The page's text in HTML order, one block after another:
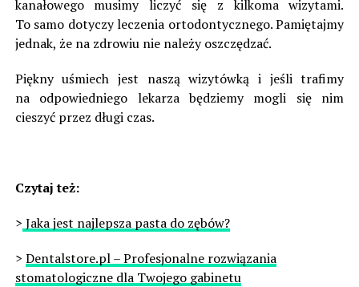
kanałowego musimy liczyć się z kilkoma wizytami.
To samo dotyczy leczenia ortodontycznego. Pamiętajmy
jednak, że na zdrowiu nie należy oszczędzać.
Piękny uśmiech jest naszą wizytówką i jeśli trafimy
na odpowiedniego lekarza będziemy mogli się nim
cieszyć przez długi czas.
Czytaj też:
> Jaka jest najlepsza pasta do zębów?
> Dentalstore.pl – Profesjonalne rozwiązania
stomatologiczne dla Twojego gabinetu